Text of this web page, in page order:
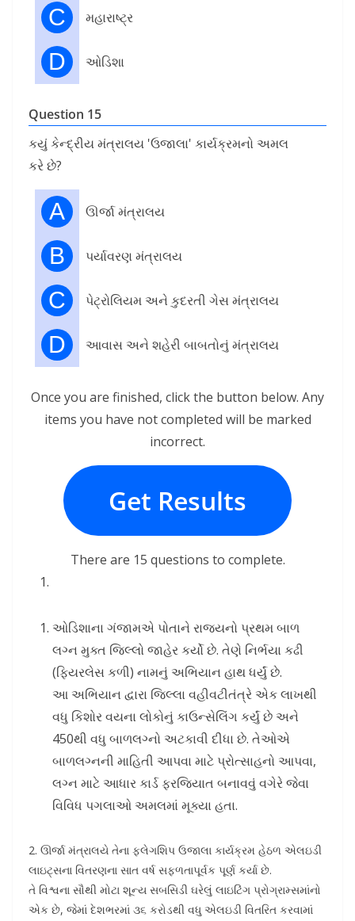
C મહારાષ્ટ્ર
D ઓડિશા
Question 15
કયું કેન્દ્રીય મંત્રાલય 'ઉજાલા' કાર્યક્રમનો અમલ
કરે છે?
A ઊર્જા મંત્રાલય
B પર્યાવરણ મંત્રાલય
C પેટ્રોલિયમ અને કુદરતી ગેસ મંત્રાલય
D આવાસ અને શહેરી બાબતોનું મંત્રાલય
Once you are finished, click the button below. Any
items you have not completed will be marked
incorrect.
Get Results
There are 15 questions to complete.
ઓડિશાના ગંજામએ પોતાને રાજ્યનો પ્રથમ બાળ
લગ્ન મુક્ત જિલ્લો જાહેર કર્યો છે. તેણે નિર્ભયા કઢી
(ફિયરલેસ કળી) નામનું અભિયાન હાથ ધર્યું છે.
આ અભિયાન દ્વારા જિલ્લા વહીવટીતંત્રે એક લાખથી
વધુ કિશોર વયના લોકોનું કાઉન્સેલિંગ કર્યું છે અને
450થી વધુ બાળલગ્નો અટકાવી દીધા છે. તેઓએ
બાળલગ્નની માહિતી આપવા માટે પ્રોત્સાહનો આપવા,
લગ્ન માટે આધાર કાર્ડ ફરજિયાત બનાવવું વગેરે જેવા
વિવિધ પગલાઓ અમલમાં મૂક્યા હતા.
2. ઊર્જા મંત્રાલયે તેના ફ્લેગશિપ ઉજાલા કાર્યક્રમ હેઠળ એલઇડી
લાઇટ્સના વિતરણના સાત વર્ષ સફળતાપૂર્વક પૂર્ણ કર્યા છે.
તે વિશ્વના સૌથી મોટા શૂન્ય સબસિડી ઘરેલું લાઇટિંગ પ્રોગ્રામ્સમાંનો
એક છે, જેમાં દેશભરમાં ૩૬ કરોડથી વધુ એલઇડી વિતરિત કરવામાં